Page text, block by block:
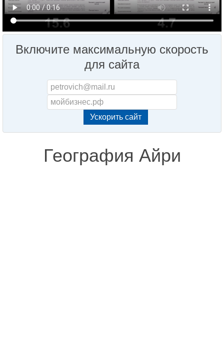
Включите максимальную скорость
для сайта
География Айри